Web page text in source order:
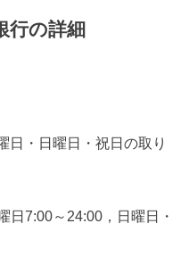
行の詳細
・日曜日・祝日の取り
7:00～24:00，日曜日・